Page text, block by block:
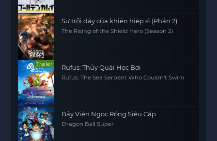
Sự trỗi dậy của khiên hiệp sĩ (Phần 2)
The Rising of the Shield Hero (Season 2)
Trailer Rufus: Thủy Quái Học Bơi
Rufus: The Sea Serpent Who Couldn't Swim
Bảy Viên Ngọc Rồng Siêu Cấp
Dragon Ball Super